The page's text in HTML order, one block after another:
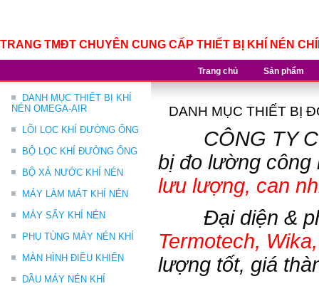
TRANG TMĐT CHUYÊN CUNG CẤP THIẾT BỊ KHÍ NÉN
Trang chủ Sản phẩm
DANH MỤC THIẾT BỊ KHÍ
NÉN OMEGA-AIR
LÕI LỌC KHÍ ĐƯỜNG ỐNG
BỘ LỌC KHÍ ĐƯỜNG ỐNG
BỘ XẢ NƯỚC KHÍ NÉN
MÁY LÀM MÁT KHÍ NÉN
MÁY SẤY KHÍ NÉN
PHỤ TÙNG MÁY NÉN KHÍ
MÀN HÌNH ĐIỀU KHIỂN
DẦU MÁY NÉN KHÍ
DANH MỤC THIẾT BỊ
CÔNG TY
bị đo lường công
lưu lượng, can
Đại diện &
Termotech,
lượng tốt, giá